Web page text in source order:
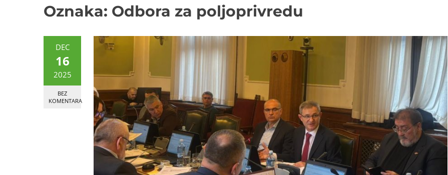
Oznaka: Odbora za poljoprivredu
DEC
16
2025
BEZ
KOMENTARA